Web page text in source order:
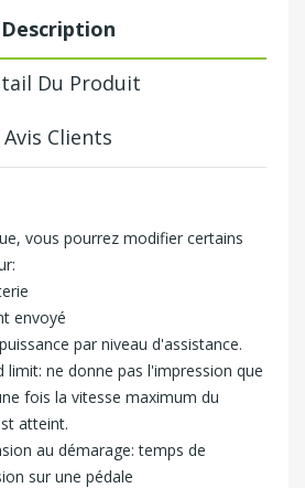
Description
Du Produit
Avis Clients
vous pourrez modifier certains
envoyé
par niveau d'assistance.
limit: ne donne pas l'impression que
fois la vitesse maximum du
atteint.
au démarage: temps de
sur une pédale